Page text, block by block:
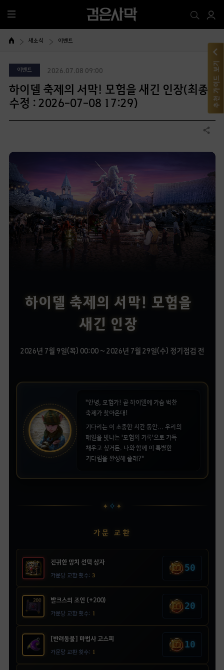
전
체
메
새소식 이벤트
이벤트 2026.07.08 09:00
하이델 축제의 서막! 모험을 새긴 인장(최종
수정 : 2026-07-08 17:29)
공유하기
하이델 축제의 서막! 모험을
새긴 인장
2026년 7월 9일(목) 00:00 ~ 2026년 7월 29일(수) 정기점검 전
"안녕, 모험가! 곧 하이델에 가슴 벅찬
축제가 찾아온대!
기다리는 이 소중한 시간 동안... 우리의
매일을 빛나는 '모험의 기록'으로 가득
채우고 싶거든. 나와 함께 이 특별한
기다림을 완성해 줄래?"
✦ ✧ ✦
가문 교환
진귀한 망치 선택 상자
가문당 교환 횟수:3
50
발크스의 조언 (+200)
가문당 교환 횟수: 1
20
[반려동물] 마법사 고스피
가문당 교환 횟수: 1
10
추천 가이드 보기